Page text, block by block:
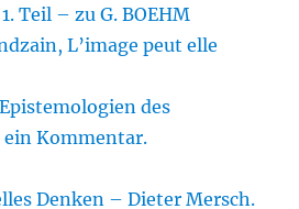
Teil – zu G. BOEHM
L’image peut elle
des
Kommentar.
Denken – Dieter Mersch.